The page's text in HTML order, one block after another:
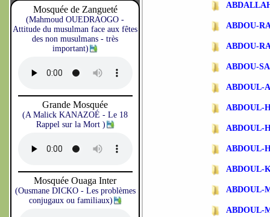
Mosquée de Zangueté
(Mahmoud OUEDRAOGO -
Attitude du musulman face aux fêtes
des non musulmans - très
important)
Grande Mosquée
(A Malick KANAZOÉ - Le 18
Rappel sur la Mort )
Mosquée Ouaga Inter
(Ousmane DICKO - Les problèmes
conjugaux ou familiaux)
ABDOU-
ABDOU-
ABDOU-
ABDOUL-
ABDOUL-
ABDOUL-
ABDOUL-
ABDOUL-
ABDOUL-
ABDOUL-